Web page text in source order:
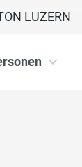
LUZERN